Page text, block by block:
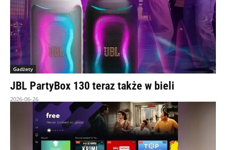
Gadżety
JBL PartyBox 130 teraz także w bieli
2026-06-26